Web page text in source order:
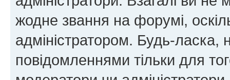
жодне звання на форумі,
адміністратором. Будь-
повідомленнями тільки для